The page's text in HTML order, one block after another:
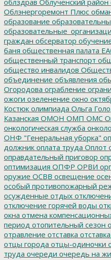
Облэнергоремонт Плюс
образование
граждан обсерватор
баня общественная палата
общественный транспорт
общество инвалидов
объединение объявления
Огородова ограбление
ожоги озеленение окно
Костюк олимпиада Ольга
Казанская ОМОН ОМП ОМС
онкологическая служба
ОНФ "Генеральная уборка"
должник оплата труда Оплот
оправдательный приговор
оптимизация ОПФР ОРВИ
оружие ОСВВ освещение
особый противопожарный
осужденные отдых
отключение горячей воды
окна отмена
период отопительный сезон
отравление отставка
отцы города отцы-одиночки
труда очереди очередь на